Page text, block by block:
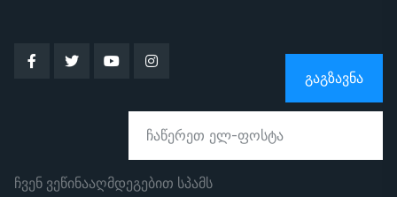
ᲒᲐᲒᲖᲐᲕᲜᲐ
ჩვენ ვეწინააღმდეგებით სპამს